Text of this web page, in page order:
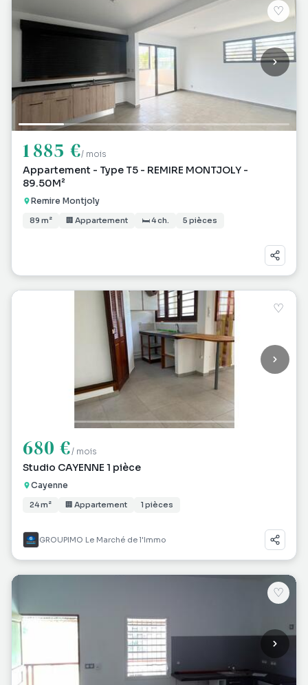
♡
1 885 €/ mois
Appartement - Type T5 - REMIRE MONTJOLY -
89.50M²
Remire Montjoly
89 m² 🏢 Appartement 🛏 4 ch. 5 pièces
♡
680 €/ mois
Studio CAYENNE 1 pièce
Cayenne
24 m² 🏢 Appartement 1 pièces
GROUPIMO Le Marché de l'Immo
♡